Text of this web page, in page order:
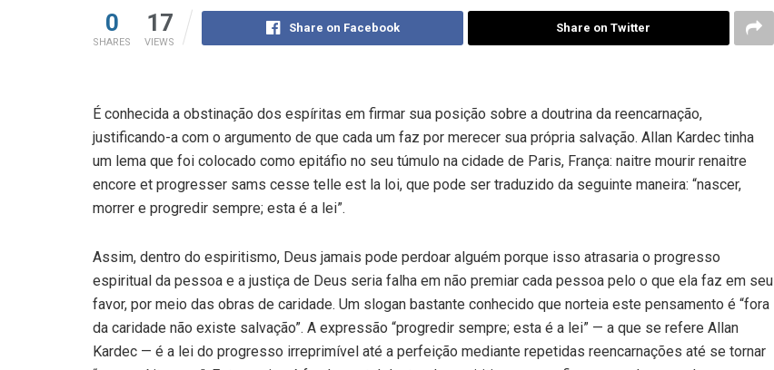
0
SHARES
17
VIEWS
Share on Facebook Share on Twitter
É conhecida a obstinação dos espíritas em firmar sua posição sobre a doutrina da reencarnação,
justificando-a com o argumento de que cada um faz por merecer sua própria salvação. Allan Kardec tinha
um lema que foi colocado como epitáfio no seu túmulo na cidade de Paris, França: naitre mourir renaitre
encore et progresser sams cesse telle est la loi, que pode ser traduzido da seguinte maneira: “nascer,
morrer e progredir sempre; esta é a lei”.
Assim, dentro do espiritismo, Deus jamais pode perdoar alguém porque isso atrasaria o progresso
espiritual da pessoa e a justiça de Deus seria falha em não premiar cada pessoa pelo o que ela faz em seu
favor, por meio das obras de caridade. Um slogan bastante conhecido que norteia este pensamento é “fora
da caridade não existe salvação”. A expressão “progredir sempre; esta é a lei” — a que se refere Allan
Kardec — é a lei do progresso irreprimível até a perfeição mediante repetidas reencarnações até se tornar